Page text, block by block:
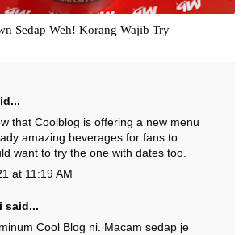
Sedap Weh! Korang Wajib Try
that Coolblog is offering a new menu
amazing beverages for fans to
want to try the one with dates too.
at 11:19 AM
said...
Cool Blog ni. Macam sedap je